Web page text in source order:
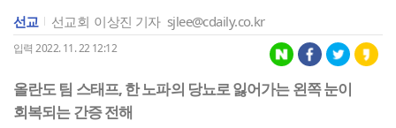
선교 선교회 이상진 기자 sjlee@cdaily.co.kr
입력 2022. 11. 22 12:12
올란도 팀 스태프, 한 노파의 당뇨로 잃어가는 왼쪽 눈이
회복되는 간증 전해